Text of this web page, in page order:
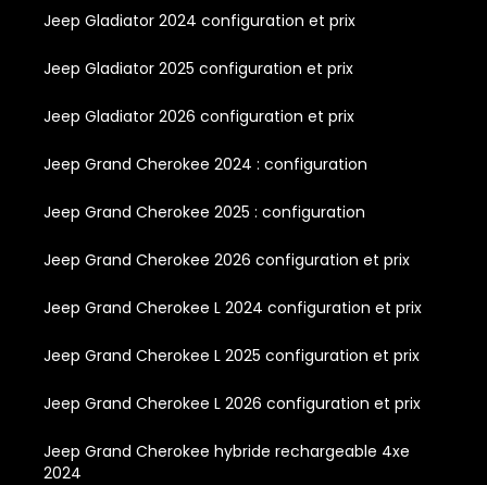
Jeep Gladiator 2024 configuration et prix
Jeep Gladiator 2025 configuration et prix
Jeep Gladiator 2026 configuration et prix
Jeep Grand Cherokee 2024 : configuration
Jeep Grand Cherokee 2025 : configuration
Jeep Grand Cherokee 2026 configuration et prix
Jeep Grand Cherokee L 2024 configuration et prix
Jeep Grand Cherokee L 2025 configuration et prix
Jeep Grand Cherokee L 2026 configuration et prix
Jeep Grand Cherokee hybride rechargeable 4xe
2024